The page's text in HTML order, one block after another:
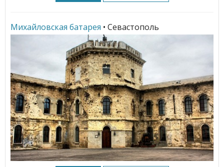
Михайловская батарея • Севастополь